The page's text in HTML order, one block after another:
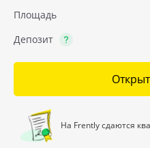
Площадь
Депозит
На Frently сдаются